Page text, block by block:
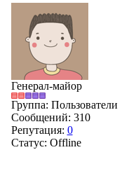
Генерал-майор
Группа: Пользователи
Сообщений: 310
Репутация: 0
Статус: Offline